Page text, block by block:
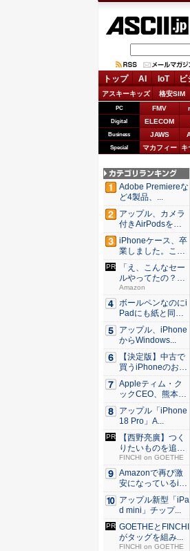
トップ AI IoT ビ
アスキーキッズ 格安SIM
PC FMV
Digital ELECOM
Business JAWS
Special マカフィー キ
Adobe Premiereな
ど4製品、...
アップル、カメラ
付きAirPodsを年
内...
iPhoneケース、卒
業しました。これ
か...
「え、こんなセー
ルやってたの？」
80％O...
Amazon
ボールペンなのにi
Padにも紙と同じ
滑ら...
アップル、iPhone
からWindows...
【決定版】中古で
買うiPhoneのおす
す...
Appleティム・ク
ックCEO、熊本に
支...
アップル「iPhone
18 Pro」A...
【西野亮廣】つく
りたいものを追求
できる環...
FINCHI on GOETHE
Amazonで再び激
安になっているiP
h...
アップル新型「iPa
d mini」チップ...
GOETHEとFINCHI
がタッグを組み...
FINCHI on GOETHE